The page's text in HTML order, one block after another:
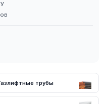
результате передела
продукт имеет
на:
данной трубы
трубы